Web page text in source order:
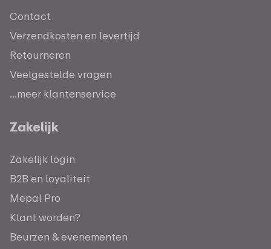
Contact
Verzendkosten en levertijd
Retourneren
Veelgestelde vragen
...meer klantenservice
Zakelijk
Zakelijk login
B2B en loyaliteit
Mepal Pro
Klant worden?
Beurzen & evenementen